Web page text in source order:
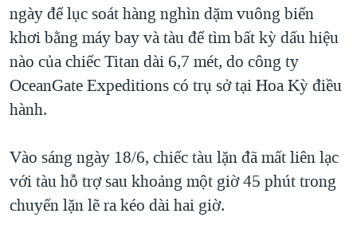
ngày để lục soát hàng nghìn dặm vuông biển
khơi bằng máy bay và tàu để tìm bất kỳ dấu hiệu
nào của chiếc Titan dài 6,7 mét, do công ty
OceanGate Expeditions có trụ sở tại Hoa Kỳ điều
hành.
Vào sáng ngày 18/6, chiếc tàu lặn đã mất liên lạc
với tàu hỗ trợ sau khoảng một giờ 45 phút trong
chuyến lặn lẽ ra kéo dài hai giờ.